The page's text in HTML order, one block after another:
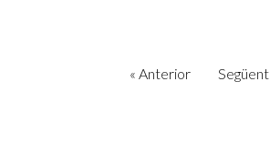
« Anterior Següent